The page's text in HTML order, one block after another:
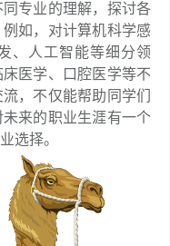
专业的理解，探讨各
如，对计算机科学感
、人工智能等细分领
医学、口腔医学等不
，不仅能帮助同学们
来的职业生涯有一个
选择。